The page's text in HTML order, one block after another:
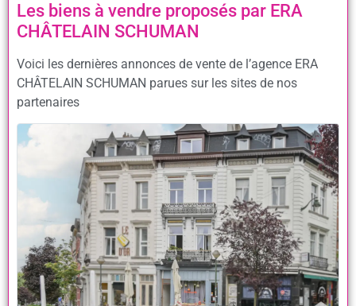
Les biens à vendre proposés par ERA
CHÂTELAIN SCHUMAN
Voici les dernières annonces de vente de l’agence ERA
CHÂTELAIN SCHUMAN parues sur les sites de nos
partenaires